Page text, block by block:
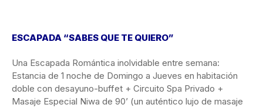
ESCAPADA “SABES QUE TE QUIERO”
Una Escapada Romántica inolvidable entre semana:
Estancia de 1 noche de Domingo a Jueves en habitación
doble con desayuno-buffet + Circuito Spa Privado +
Masaje Especial Niwa de 90’ (un auténtico lujo de masaje